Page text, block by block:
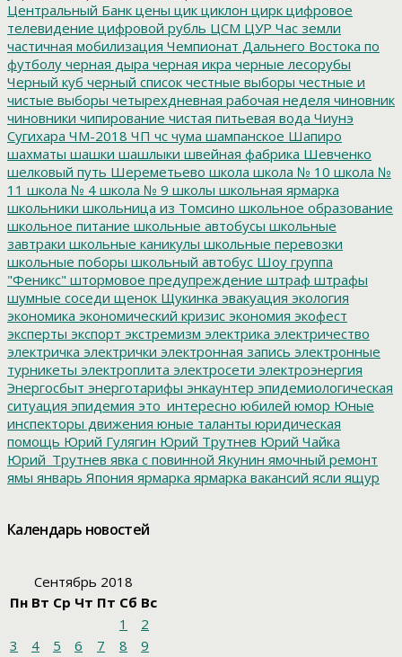
Центральный Банк цены цик циклон цирк цифровое
телевидение цифровой рубль ЦСМ ЦУР Час земли
частичная мобилизация Чемпионат Дальнего Востока по
футболу черная дыра черная икра черные лесорубы
Черный куб черный список честные выборы честные и
чистые выборы четырехдневная рабочая неделя чиновник
чиновники чипирование чистая питьевая вода Чиунэ
Сугихара ЧМ-2018 ЧП чс чума шампанское Шапиро
шахматы шашки шашлыки швейная фабрика Шевченко
шелковый путь Шереметьево школа школа № 10 школа №
11 школа № 4 школа № 9 школы школьная ярмарка
школьники школьница из Томсино школьное образование
школьное питание школьные автобусы школьные
завтраки школьные каникулы школьные перевозки
школьные поборы школьный автобус Шоу группа
"Феникс" штормовое предупреждение штраф штрафы
шумные соседи щенок Щукинка эвакуация экология
экономика экономический кризис экономия экофест
эксперты экспорт экстремизм электрика электричество
электричка электрички электронная запись электронные
турникеты электроплита электросети электроэнергия
Энергосбыт энерготарифы энкаунтер эпидемиологическая
ситуация эпидемия это_интересно юбилей юмор Юные
инспекторы движения юные таланты юридическая
помощь Юрий Гулягин Юрий Трутнев Юрий Чайка
Юрий_Трутнев явка с повинной Якунин ямочный ремонт
ямы январь Япония ярмарка ярмарка вакансий ясли ящур
Календарь новостей
Сентябрь 2018
Пн Вт Ср Чт Пт Сб Вс
1
2
3
4 5 6 7 8
9